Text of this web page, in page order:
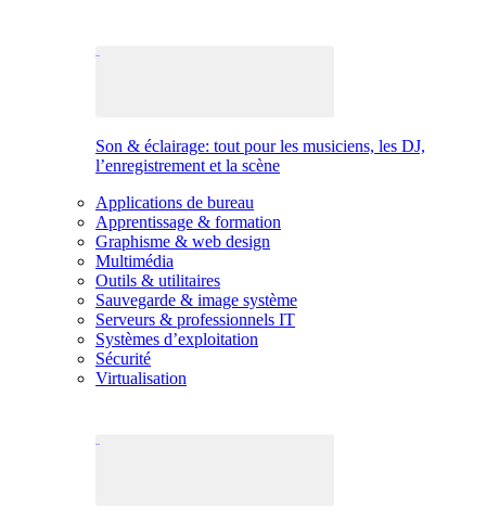
Son & éclairage: tout pour les musiciens, les DJ,
l’enregistrement et la scène
Applications de bureau
Apprentissage & formation
Graphisme & web design
Multimédia
Outils & utilitaires
Sauvegarde & image système
Serveurs & professionnels IT
Systèmes d’exploitation
Sécurité
Virtualisation